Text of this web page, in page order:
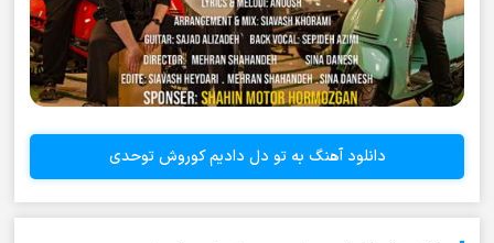
دانلود آهنگ به تو دل دادیم کوروش توحدی